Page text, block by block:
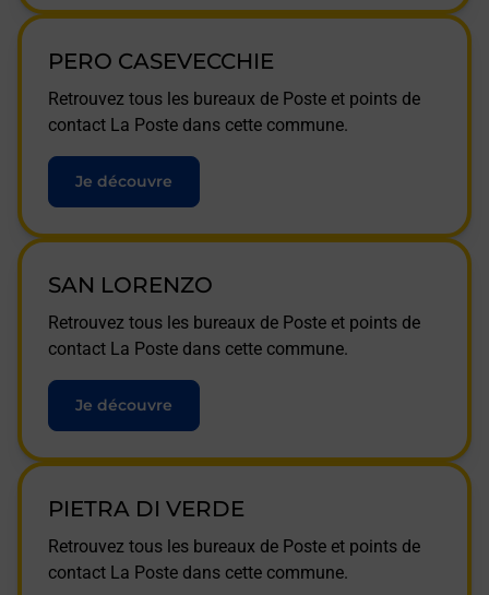
PERO CASEVECCHIE
Retrouvez tous les bureaux de Poste et points de
contact La Poste dans cette commune.
Je découvre
SAN LORENZO
Retrouvez tous les bureaux de Poste et points de
contact La Poste dans cette commune.
Je découvre
PIETRA DI VERDE
Retrouvez tous les bureaux de Poste et points de
contact La Poste dans cette commune.